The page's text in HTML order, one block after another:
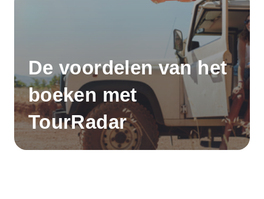
De voordelen van het
boeken met
TourRadar